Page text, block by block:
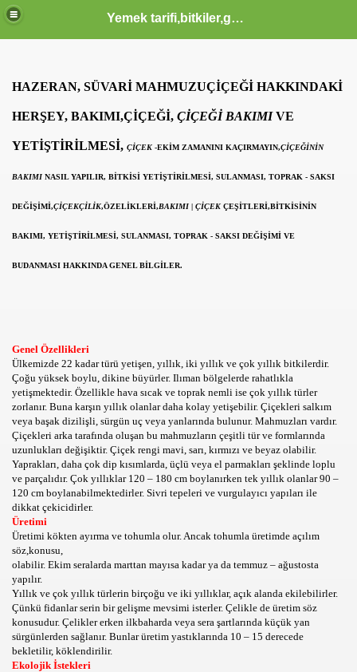
Yemek tarifi,bitkiler,güzellik sağlık,burçlar,sözler
HAZERAN, SÜVARİ MAHMUZUÇİÇEĞİ HAKKINDAKİ
HERŞEY, BAKIMI,ÇİÇEĞİ, ÇİÇEĞİ BAKIMIVE
YETİŞTİRİLMESİ, ÇİÇEK -EKİM ZAMANINI KAÇIRMAYIN,ÇİÇEĞİNİN
BAKIMI NASIL YAPILIR, BİTKİSİ YETİŞTİRİLMESİ, SULANMASI, TOPRAK - SAKSI
DEĞİŞİMİ,ÇİÇEKÇİLİK,ÖZELİKLERİ,BAKIMI ÇİÇEK ÇEŞİTLERİ,BİTKİSİNİN
BAKIMI, YETİŞTİRİLMESİ, SULANMASI, TOPRAK - SAKSI DEĞİŞİMİ VE
BUDANMASI HAKKINDA GENEL BİLGİLER.
Genel Özellikleri
Ülkemizde 22 kadar türü yetişen, yıllık, iki yıllık ve çok yıllık bitkilerdir.
Çoğu yüksek boylu, dikine büyürler. Ilıman bölgelerde rahatlıkla
yetişmektedir. Özellikle hava sıcak ve toprak nemli ise çok yıllık türler
zorlanır. Buna karşın yıllık olanlar daha kolay yetişebilir. Çiçekleri salkım
veya başak dizilişli, sürgün uç veya yanlarında bulunur. Mahmuzları vardır.
Çiçekleri arka tarafında oluşan bu mahmuzların çeşitli tür ve formlarında
uzunlukları değişiktir. Çiçek rengi mavi, sarı, kırmızı ve beyaz olabilir.
Yaprakları, daha çok dip kısımlarda, üçlü veya el parmakları şeklinde loplu
ve parçalıdır. Çok yıllıklar 120 – 180 cm boylanırken tek yıllık olanlar 90 –
120 cm boylanabilmektedirler. Sivri tepeleri ve vurgulayıcı yapıları ile
dikkat çekicidirler.
Üretimi
Üretimi kökten ayırma ve tohumla olur. Ancak tohumla üretimde açılım
söz,konusu,
olabilir. Ekim seralarda marttan mayısa kadar ya da temmuz – ağustosta
yapılır.
Yıllık ve çok yıllık türlerin birçoğu ve iki yıllıklar, açık alanda ekilebilirler.
Çünkü fidanlar serin bir gelişme mevsimi isterler. Çelikle de üretim söz
konusudur. Çelikler erken ilkbaharda veya sera şartlarında küçük yan
sürgünlerden sağlanır. Bunlar üretim yastıklarında 10 – 15 derecede
bekletilir, köklendirilir.
Ekolojik İstekleri
HTML KODLARI CSS KODLARI MENUSU
HZ MUHAMMED S.A.V HAYATI OLUM VE OTESI
ONLINE RADYO DINLE CANLI MUZIK
GUZELLIK SAYFASI
VE VİDEOLARI
ILGINC RESIMLER BILGILER KOMIK FOTOLAR
KOLAY,PRATİK,TARİFİ,NE PİŞİRSEM DİYENLER